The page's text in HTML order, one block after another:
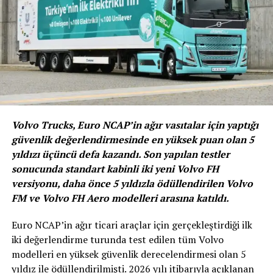
Ford’un ‘Yeni Nesil Transit Custom’
ailesinin dizel ve şarj edilebilir, hibrit
elektrikli PHEV (Plug-In Hybrid)
2023 yılı ortası itibarıyla kademeli olarak
seri üretime hazır hale gelecek ve
müşterilere sunulacak.Ayrıca, Ford ve
Volkswagen’in stratejik ortaklığı
tonluk ticari araç modeli Ford Otosan
tarafından Türkiye’de üretilecek.
Volvo Trucks, Euro NCAP’in ağır vasıtalar için yaptığı
güvenlik değerlendirmesinde en yüksek puan olan 5
yıldızı üçüncü defa kazandı. Son yapılan testler
sonucunda standart kabinli iki yeni Volvo FH
versiyonu, daha önce 5 yıldızla ödüllendirilen Volvo
FM ve Volvo FH Aero modelleri arasına katıldı.
Euro NCAP’in ağır ticari araçlar için gerçekleştirdiği ilk
iki değerlendirme turunda test edilen tüm Volvo
modelleri en yüksek güvenlik derecelendirmesi olan 5
yıldız ile ödüllendirilmişti. 2026 yılı itibarıyla açıklanan